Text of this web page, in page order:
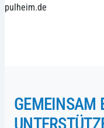
pulheim.de
GEMEINSAM